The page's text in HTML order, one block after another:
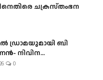
ചക്രസ്തംഭന
ഡ്രാമയുമായി ബി
നിവിന...
0